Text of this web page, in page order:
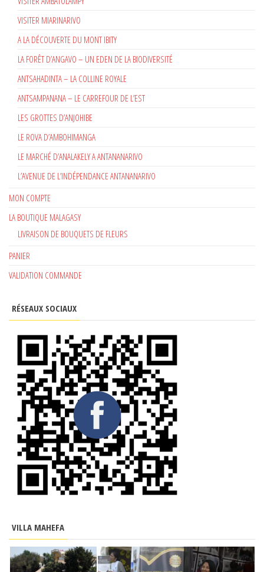
VISITER MIARINARIVO
A LA DÉCOUVERTE DU MONT IBITY
LA FORÊT D’ANGAVO – UN EDEN DE LA BIODIVERSITÉ
ANTSAHADINTA – LA COLLINE ROYALE
ANTSAMPANANA – LE CARREFOUR DE L’EST
LES GROTTES D’ANJOHIBE
LE ROVA D’AMBOHIMANGA
LE MARCHÉ D’ANALAKELY A ANTANANARIVO
L’AVENUE DE L’INDÉPENDANCE ANTANANARIVO
MON COMPTE
LA BOUTIQUE MALAGASY
LIVRAISON DE BOUQUETS DE FLEURS
PANIER
VALIDATION COMMANDE
RÉSEAUX SOCIAUX
VILLA MAHEFA